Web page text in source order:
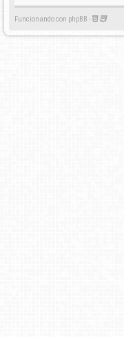
Funcionando con phpBB -